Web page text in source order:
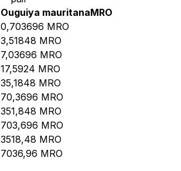
Ouguiya mauritanaMRO
0,703696 MRO
3,51848 MRO
7,03696 MRO
17,5924 MRO
35,1848 MRO
70,3696 MRO
351,848 MRO
703,696 MRO
3518,48 MRO
7036,96 MRO